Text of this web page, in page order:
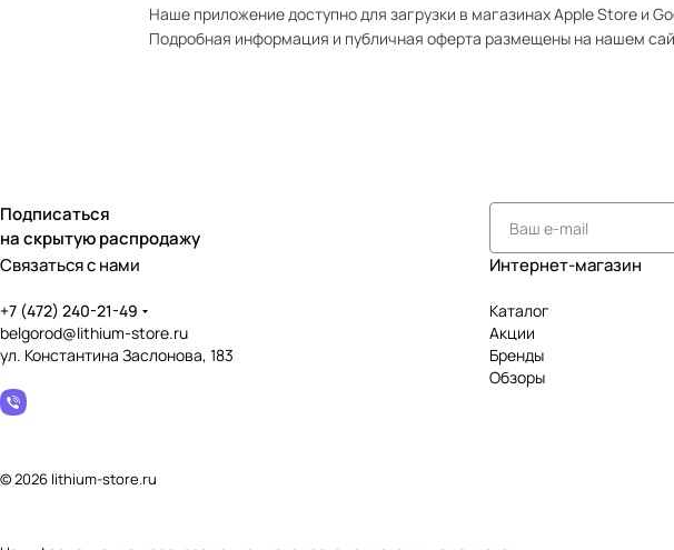
Наше приложение доступно для загрузки в магазинах Apple Store и
Подробная информация и публичная оферта размещены на нашем
Подписаться
на скрытую распродажу
Связаться с нами
+7 (472) 240-21-49
belgorod@lithium-store.ru
ул. Константина Заслонова, 183
Интернет-магазин
Каталог
Акции
Бренды
Обзоры
© 2026 lithium-store.ru